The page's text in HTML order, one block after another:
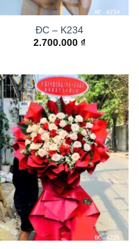
ĐC – K234
2.700.000 ₫